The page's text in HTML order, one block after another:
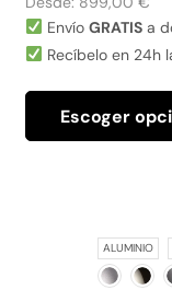
Envío GRATISa
Recíbelo en 24h
Escoger
ALUMINIO